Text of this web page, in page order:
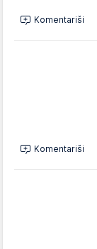
Komentariši
Komentariši